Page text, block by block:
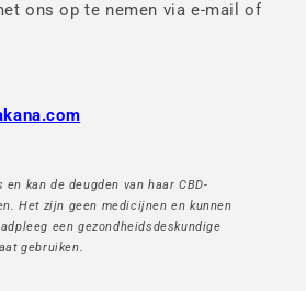
ons op te nemen via e-mail of
kan de deugden van haar CBD-
Het zijn geen medicijnen en kunnen
een gezondheidsdeskundige
gebruiken.